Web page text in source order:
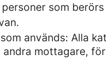
som
används: Alla
mottagare,